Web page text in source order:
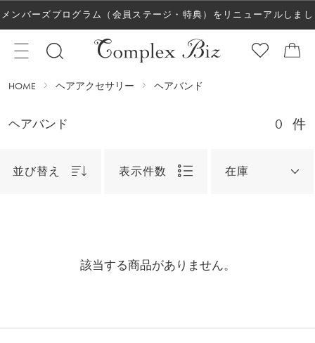
メンバーズプログラム（会員ステージ・特典）をリニューアルしまし
た！
HOME ヘアアクセサリー ヘアバンド
ヘアバンド 0 件
並び替え 表示件数 在庫
該当する商品がありません。